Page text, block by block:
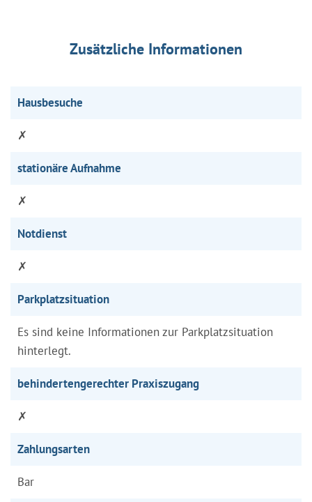
Zusätzliche Informationen
Hausbesuche
✗
stationäre Aufnahme
✗
Notdienst
✗
Parkplatzsituation
Es sind keine Informationen zur Parkplatzsituation
hinterlegt.
behindertengerechter Praxiszugang
✗
Zahlungsarten
Bar